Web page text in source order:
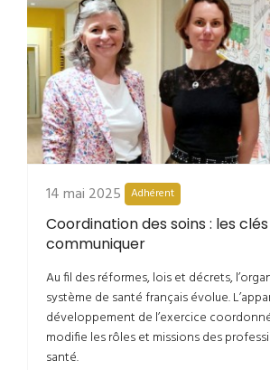
14 mai 2025 Adhérent
Coordination des soins : les
communiquer
Au fil des réformes, lois et décrets,
système de santé français évolue.
développement de l’exercice
modifie les rôles et missions des
santé.